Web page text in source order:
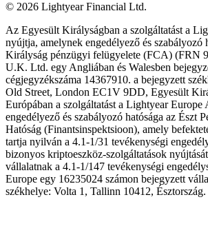
© 2026 Lightyear Financial Ltd.
Az Egyesült Királyságban a szolgáltatást a
nyújtja, amelynek engedélyező és szabályozó
Királyság pénzügyi felügyelete (FCA) (FRN
U.K. Ltd. egy Angliában és Walesben
cégjegyzékszáma 14367910. a bejegyzett
Old Street, London EC1V 9DD, Egyesült
Európában a szolgáltatást a Lightyear
engedélyező és szabályozó hatósága az Észt
Hatóság (Finantsinspektsioon), amely
tartja nyilván a 4.1-1/31 tevékenységi
bizonyos kriptoeszköz-szolgáltatások
vállalatnak a 4.1-1/147 tevékenységi
Europe egy 16235024 számon bejegyzett
székhelye: Volta 1, Tallinn 10412, Észtország.